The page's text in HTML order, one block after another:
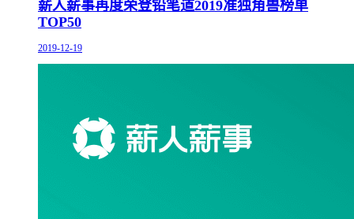
薪人薪事再度荣登铅笔道2019准独角兽榜单
TOP50
2019-12-19